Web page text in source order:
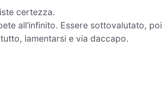
certezza.
all’infinito. Essere sottovalutato, poi
lamentarsi e via daccapo.